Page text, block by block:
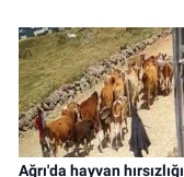
Ağrı'da hayvan hırsızlığı